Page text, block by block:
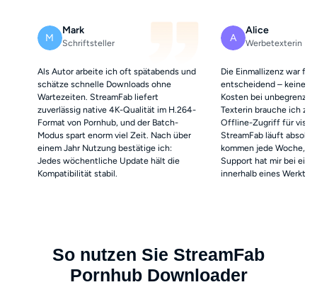
M
Mark
Schriftsteller
Als Autor arbeite ich oft spätabends und
schätze schnelle Downloads ohne
Wartezeiten. StreamFab liefert
zuverlässig native 4K-Qualität im H.264-
Format von Pornhub, und der Batch-
Modus spart enorm viel Zeit. Nach über
einem Jahr Nutzung bestätige ich:
Jedes wöchentliche Update hält die
Kompatibilität stabil.
A
Alice
Werbetexterin
Die Einmallizenz war für
entscheidend – keine
Kosten bei
Texterin brauche ich
Offline-Zugriff für
StreamFab läuft
kommen jede Woche,
Support hat mir bei
innerhalb eines
So nutzen Sie StreamFab
Pornhub Downloader